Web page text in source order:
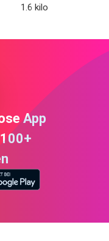
1.6 kilo
App